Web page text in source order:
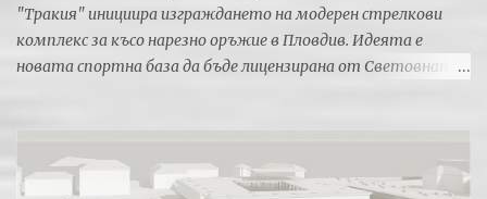
"Тракия" инициира изграждането на модерен стрелкови
комплекс за късо нарезно оръжие в Пловдив. Идеята е
новата спортна база да бъде лицензирана от Световната